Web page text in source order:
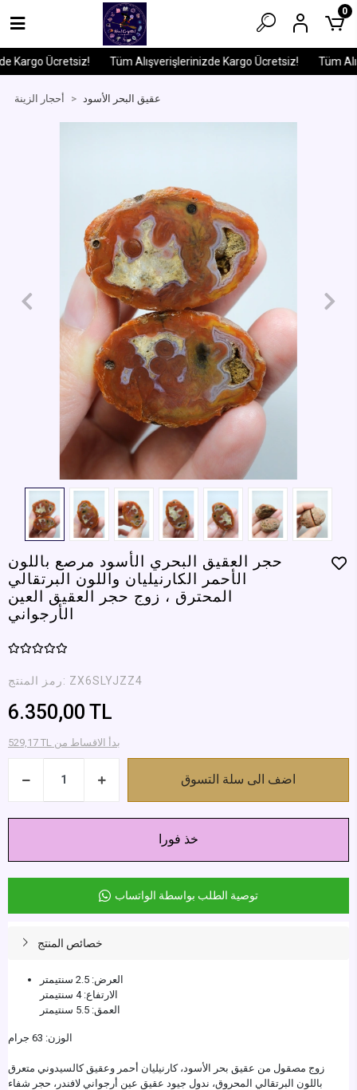
Kargo Ücretsiz! Tüm Alışverişlerinizde Kargo Ücretsiz! Tüm
0
أحجار الزينة عقيق البحر الأسود
حجر العقيق البحري الأسود مرصع باللون
الأحمر الكارنيليان واللون البرتقالي
المحترق ، زوج حجر العقيق العين
الأرجواني
رمز المنتج: ZX6SLYJZZ4
6.350,00 TL
529,17 TL بدأ الاقساط من
اضف الى سلة التسوق
خذ فورا
توصية الطلب بواسطة الواتساب
خصائص المنتج
العرض: 2.5 سنتيمتر
الارتفاع: 4 سنتيمتر
العمق: 5.5 سنتيمتر
الوزن: 63 جرام
زوج مصقول من عقيق بحر الأسود، كارنيليان أحمر وعقيق كالسيدوني متعرق
باللون البرتقالي المحروق، ندول جيود عقيق عين أرجواني لافندر، حجر شفاء